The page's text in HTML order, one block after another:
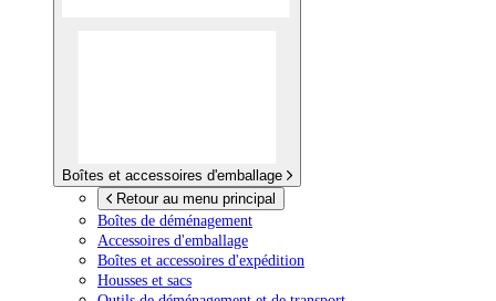
Boîtes et accessoires d'emballage
Retour au menu principal
Boîtes de déménagement
Accessoires d'emballage
Boîtes et accessoires d'expédition
Housses et sacs